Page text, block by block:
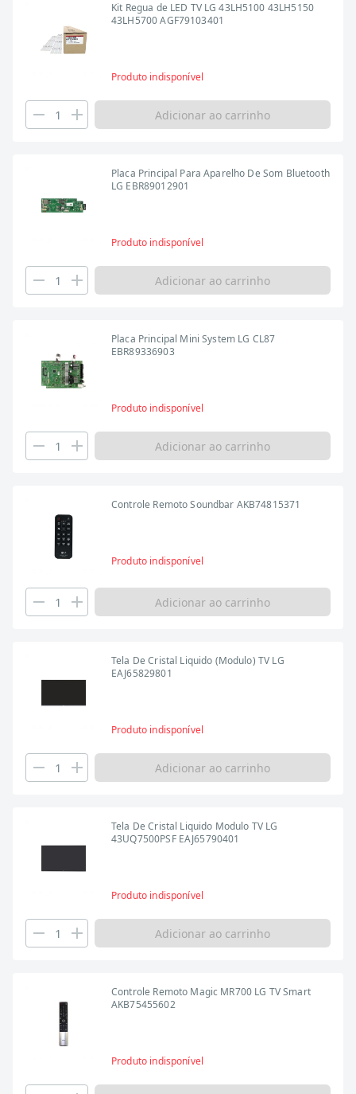
Kit Regua de LED TV LG 43LH5100 43LH5150
43LH5700 AGF79103401
Produto indisponível
Adicionar ao carrinho
Placa Principal Para Aparelho De Som Bluetooth
LG EBR89012901
Produto indisponível
Adicionar ao carrinho
Placa Principal Mini System LG CL87
EBR89336903
Produto indisponível
Adicionar ao carrinho
Controle Remoto Soundbar AKB74815371
Produto indisponível
Adicionar ao carrinho
Tela De Cristal Liquido (Modulo) TV LG
EAJ65829801
Produto indisponível
Adicionar ao carrinho
Tela De Cristal Liquido Modulo TV LG
43UQ7500PSF EAJ65790401
Produto indisponível
Adicionar ao carrinho
Controle Remoto Magic MR700 LG TV Smart
AKB75455602
Produto indisponível